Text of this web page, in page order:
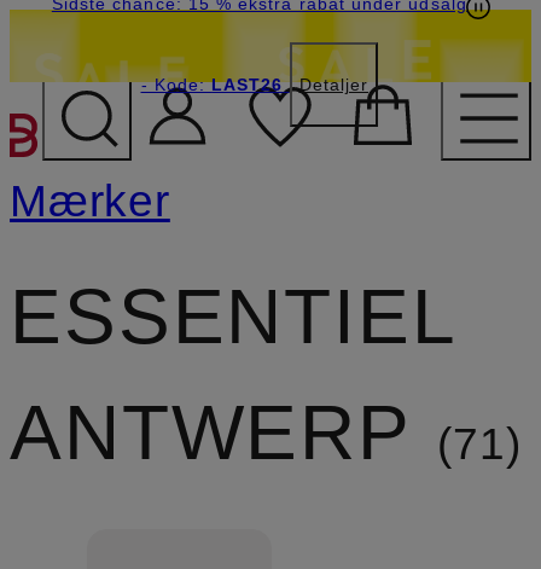
GÅ TIL
- Kode:LAST26 Detaljer
Mærker
ESSENTIEL
ANTWERP
71